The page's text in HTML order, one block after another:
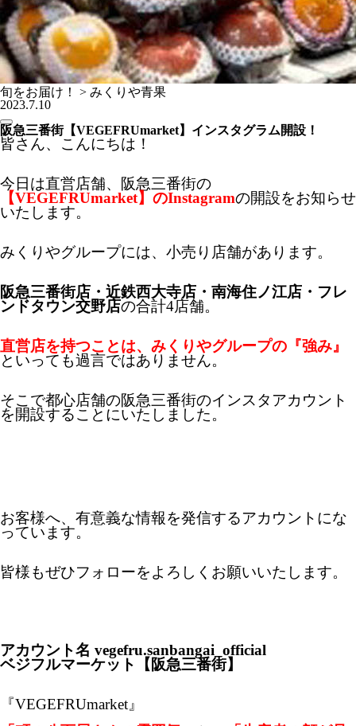
旬をお届け！ > みくりや青果
2023.7.10
阪急三番街【VEGEFRUmarket】インスタグラム開設！
皆さん、こんにちは！
今日は直営店舗、阪急三番街の
【VEGEFRUmarket】のInstagramの開設をお知らせ
いたします。
みくりやグループには、小売り店舗があります。
阪急三番街店・近鉄西大寺店・南海住ノ江店・フレ
ンドタウン交野店の合計4店舗。
直営店を持つことは、みくりやグループの『強み』
といっても過言ではありません。
そこで都心店舗の阪急三番街のインスタアカウント
を開設することにいたしました。
お客様へ、有意義な情報を発信するアカウントにな
っています。
皆様もぜひフォローをよろしくお願いいたします。
アカウント名 vegefru.sanbangai_official
ベジフルマーケット【阪急三番街】
『VEGEFRUmarket』